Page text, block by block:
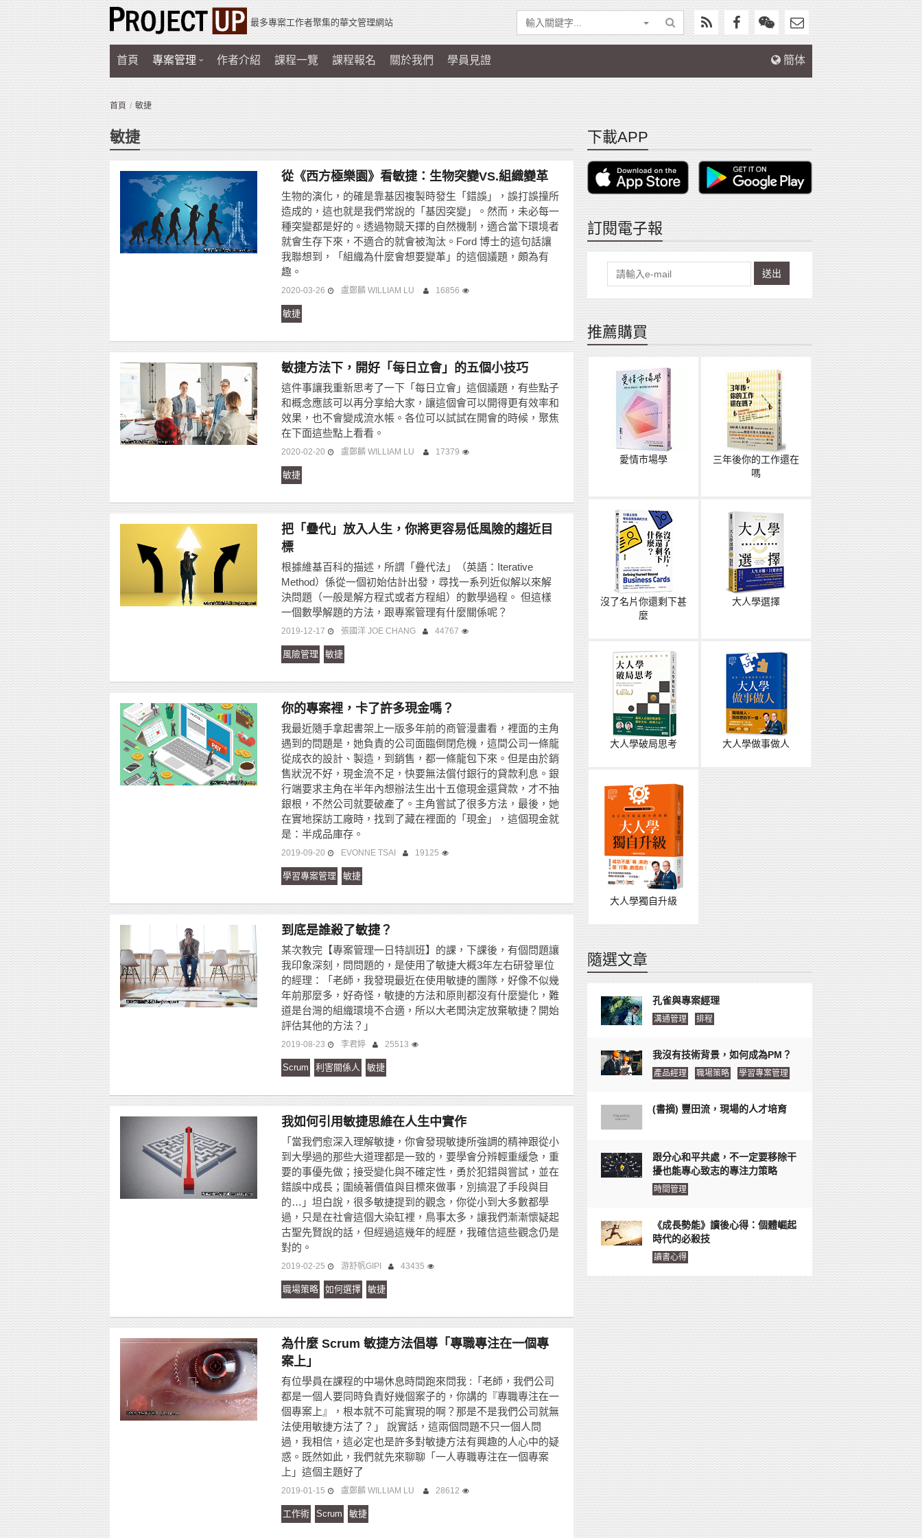
最多專案工作者聚集的華文管理網站
首頁 專案管理 作者介紹 課程一覽 課程報名 關於我們 學員見證 簡体
首頁 敏捷
敏捷
從《西方極樂園》看敏捷：生物突變VS.組織變革
生物的演化，的確是靠基因複製時發生「錯誤」，誤打誤撞所
造成的，這也就是我們常說的「基因突變」。然而，未必每一
種突變都是好的。透過物競天擇的自然機制，適合當下環境者
就會生存下來，不適合的就會被淘汰。Ford 博士的這句話讓
我聯想到，「組織為什麼會想要變革」的這個議題，頗為有
趣。
2020-03-26 盧鄭麟 WILLIAM LU 16856
敏捷
敏捷方法下，開好「每日立會」的五個小技巧
這件事讓我重新思考了一下「每日立會」這個議題，有些點子
和概念應該可以再分享給大家，讓這個會可以開得更有效率和
效果，也不會變成流水帳。各位可以試試在開會的時候，聚焦
在下面這些點上看看。
2020-02-20 盧鄭麟 WILLIAM LU 17379
敏捷
把「疊代」放入人生，你將更容易低風險的趨近目
標
根據維基百科的描述，所謂「疊代法」（英語：Iterative
Method）係從一個初始估計出發，尋找一系列近似解以來解
決問題（一般是解方程式或者方程組）的數學過程。 但這樣
一個數學解題的方法，跟專案管理有什麼關係呢？
2019-12-17 張國洋 JOE CHANG 44767
風險管理 敏捷
你的專案裡，卡了許多現金嗎？
我最近隨手拿起書架上一版多年前的商管漫畫看，裡面的主角
遇到的問題是，她負責的公司面臨倒閉危機，這間公司一條龍
從成衣的設計、製造，到銷售，都一條龍包下來。但是由於銷
售狀況不好，現金流不足，快要無法償付銀行的貸款利息。銀
行端要求主角在半年內想辦法生出十五億現金還貸款，才不抽
銀根，不然公司就要破產了。主角嘗試了很多方法，最後，她
在實地探訪工廠時，找到了藏在裡面的「現金」，這個現金就
是：半成品庫存。
2019-09-20 EVONNE TSAI 19125
學習專案管理 敏捷
到底是誰殺了敏捷？
某次教完【專案管理一日特訓班】的課，下課後，有個問題讓
我印象深刻，問問題的，是使用了敏捷大概3年左右研發單位
的經理：「老師，我發現最近在使用敏捷的團隊，好像不似幾
年前那麼多，好奇怪，敏捷的方法和原則都沒有什麼變化，難
道是台灣的組織環境不合適，所以大老闆決定放棄敏捷？開始
評估其他的方法？」
2019-08-23 李君婷 25513
Scrum 利害關係人 敏捷
我如何引用敏捷思維在人生中實作
「當我們愈深入理解敏捷，你會發現敏捷所強調的精神跟從小
到大學過的那些大道理都是一致的，要學會分辨輕重緩急，重
要的事優先做；接受變化與不確定性，勇於犯錯與嘗試，並在
錯誤中成長；圍繞著價值與目標來做事，別搞混了手段與目
的…」坦白說，很多敏捷提到的觀念，你從小到大多數都學
過，只是在社會這個大染缸裡，鳥事太多，讓我們漸漸懷疑起
古聖先賢說的話，但經過這幾年的經歷，我確信這些觀念仍是
對的。
2019-02-25 游舒帆GIPI 43435
職場策略 如何選擇 敏捷
為什麼 Scrum 敏捷方法倡導「專職專注在一個專
案上」
有位學員在課程的中場休息時間跑來問我 :「老師，我們公司
都是一個人要同時負責好幾個案子的，你講的『專職專注在一
個專案上』，根本就不可能實現的啊？那是不是我們公司就無
法使用敏捷方法了？」 說實話，這兩個問題不只一個人問
過，我相信，這必定也是許多對敏捷方法有興趣的人心中的疑
惑。既然如此，我們就先來聊聊「一人專職專注在一個專案
上」這個主題好了
2019-01-15 盧鄭麟 WILLIAM LU 28612
工作術 Scrum 敏捷
下載APP
訂閱電子報
送出
推薦購買
愛情市場學
三年後你的工作還在
嗎
沒了名片你還剩下甚
麼
大人學選擇
大人學破局思考 大人學做事做人
大人學獨自升級
隨選文章
孔雀與專案經理
溝通管理 排程
我沒有技術背景，如何成為PM？
產品經理 職場策略 學習專案管理
(書摘) 豐田流，現場的人才培育
跟分心和平共處，不一定要移除干
擾也能專心致志的專注力策略
時間管理
《成長勢能》讀後心得：個體崛起
時代的必殺技
讀書心得